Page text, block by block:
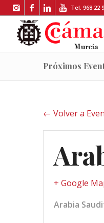
Tel. 968 22
Próximos
← Volver a
+ Google
Arabia